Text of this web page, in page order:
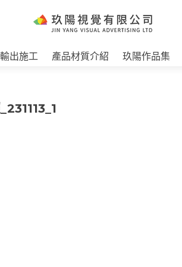
出施工 產品材質介紹 玖陽作品集